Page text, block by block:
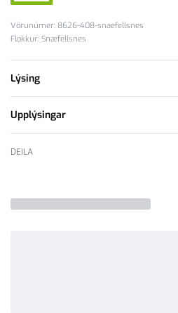
8626-408-snaefellsnes
Flokkur: Snæfellsnes
Lýsing
Upplýsingar
DEILA